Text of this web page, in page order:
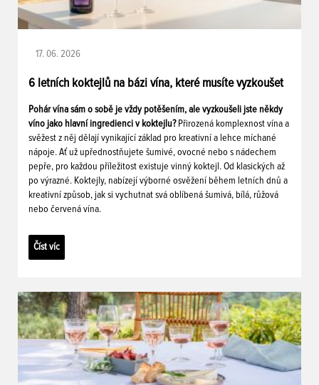
17. 06. 2026
6 letních koktejlů na bázi vína, které musíte vyzkoušet
Pohár vína sám o sobě je vždy potěšením, ale vyzkoušeli jste někdy
víno jako hlavní ingredienci v koktejlu? Přirozená komplexnost vína a
svěžest z něj dělají vynikající základ pro kreativní a lehce míchané
nápoje. Ať už upřednostňujete šumivé, ovocné nebo s nádechem
pepře, pro každou příležitost existuje vinný koktejl. Od klasických až
po výrazné. Koktejly, nabízejí výborné osvěžení během letních dnů a
kreativní způsob, jak si vychutnat svá oblíbená šumivá, bílá, růžová
nebo červená vína.
Číst víc